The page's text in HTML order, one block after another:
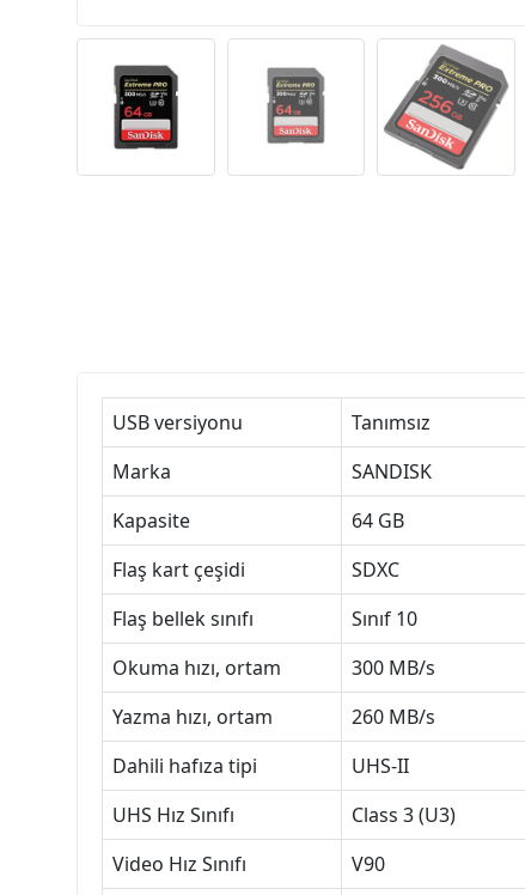
USB versiyonu
Tanımsız
Marka
SANDISK
Kapasite
64 GB
Flaş kart çeşidi
SDXC
Flaş bellek sınıfı
Sınıf 10
Okuma hızı, ortam
300 MB/s
Yazma hızı, ortam
260 MB/s
Dahili hafıza tipi
UHS-II
UHS Hız Sınıfı
Class 3 (U3)
Video Hız Sınıfı
V90